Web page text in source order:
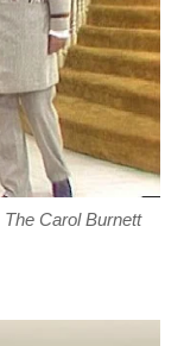
The Carol Burnett